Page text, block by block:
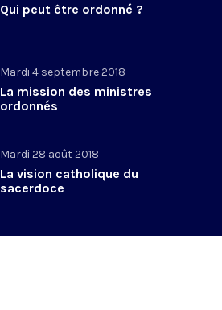
Qui peut être ordonné ?
Mardi 4 septembre 2018
La mission des ministres
ordonnés
Mardi 28 août 2018
La vision catholique du
sacerdoce